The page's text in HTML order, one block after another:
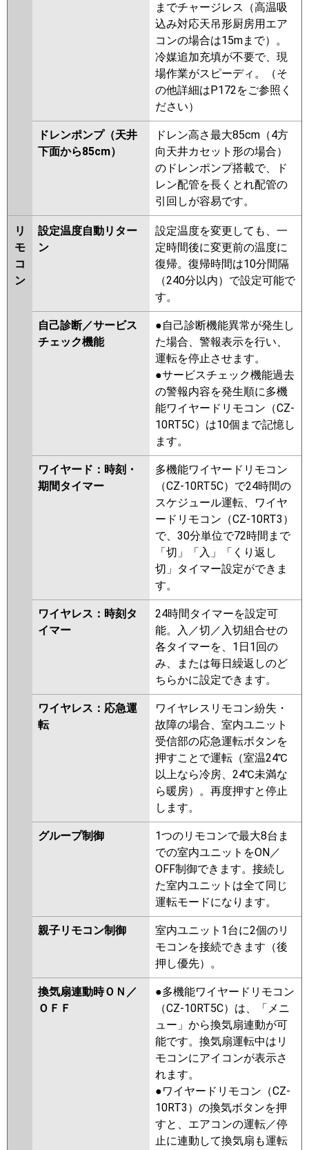
までチャージレス（高温吸
込み対応天吊形厨房用エア
コンの場合は15mまで）。
冷媒追加充填が不要で、現
場作業がスピーディ。（そ
の他詳細はP172をご参照く
ださい）
ドレンポンプ（天井
下面から85cm）
ドレン高さ最大85cm（4方
向天井カセット形の場合）
のドレンポンプ搭載で、ド
レン配管を長くとれ配管の
引回しが容易です。
リ
モ
コ
ン
設定温度自動リター
ン
設定温度を変更しても、一
定時間後に変更前の温度に
復帰。復帰時間は10分間隔
（240分以内）で設定可能で
す。
自己診断／サービス
チェック機能
●自己診断機能異常が発生し
た場合、警報表示を行い、
運転を停止させます。
●サービスチェック機能過去
の警報内容を発生順に多機
能ワイヤードリモコン（CZ-
10RT5C）は10個まで記憶し
ます。
ワイヤード：時刻・
期間タイマー
多機能ワイヤードリモコン
（CZ-10RT5C）で24時間の
スケジュール運転、ワイヤ
ードリモコン（CZ-10RT3）
で、30分単位で72時間まで
「切」「入」「くり返し
切」タイマー設定ができま
す。
ワイヤレス：時刻タ
イマー
24時間タイマーを設定可
能。入／切／入切組合せの
各タイマーを、1日1回の
み、または毎日繰返しのど
ちらかに設定できます。
ワイヤレス：応急運
転
ワイヤレスリモコン紛失・
故障の場合、室内ユニット
受信部の応急運転ボタンを
押すことで運転（室温24℃
以上なら冷房、24℃未満な
ら暖房）。再度押すと停止
します。
グループ制御
1つのリモコンで最大8台ま
での室内ユニットをON／
OFF制御できます。接続し
た室内ユニットは全て同じ
運転モードになります。
親子リモコン制御
室内ユニット1台に2個のリ
モコンを接続できます（後
押し優先）。
換気扇連動時ＯＮ／
ＯＦＦ
●多機能ワイヤードリモコン
（CZ-10RT5C）は、「メニ
ュー」から換気扇連動が可
能です。換気扇運転中はリ
モコンにアイコンが表示さ
れます。
●ワイヤードリモコン（CZ-
10RT3）の換気ボタンを押
すと、エアコンの運転／停
止に連動して換気扇も運転